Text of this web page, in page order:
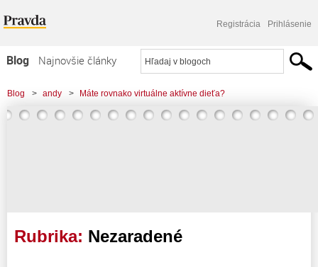
Registrácia Prihlásenie
Blog
Najnovšie články
Najčítanejšie články
Najkomentovanejšie články
Blog > andy > Máte rovnako virtuálne aktívne dieťa?
Rubrika: Nezaradené